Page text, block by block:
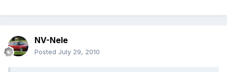
NV-Nele
Posted July 29, 2010